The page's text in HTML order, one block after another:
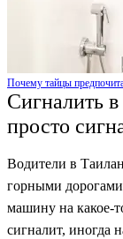
Почему тайцы
Сигналить
просто
Водители в
горными
машину на какое-
сигналит, иногда